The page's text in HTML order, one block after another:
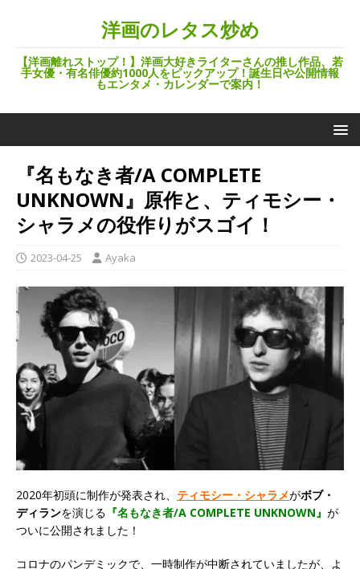
洋画のレタス炒め
【洋画離れストップ！】洋画大好きライターさんの推し作品、若
手女優・有名俳優約1000人をピックアップ！誕生日や公開情報
もエンタメ・カレンダーで案内！
『名もなき者/A COMPLETE
UNKNOWN』原作と、ティモシー・
シャラメの役作りがスゴイ！
2023-04-25 Ayaka
2020年初頭に制作が発表され、 ティモシー・シャラメがボブ・
ディランを演じる 『名もなき者/A COMPLETE UNKNOWN』 が
ついに公開されました！
コロナのパンデミックで、一時制作が中断されていましたが、よ